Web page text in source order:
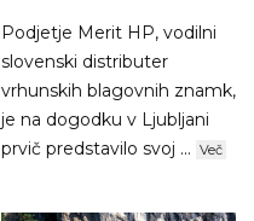
Podjetje Merit HP, vodilni
slovenski distributer
vrhunskih blagovnih znamk,
je na dogodku v Ljubljani
prvič predstavilo svoj ... Več